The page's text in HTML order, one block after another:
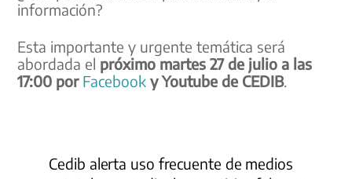
información?
Esta importante y urgente temática será
abordada el próximo martes 27 de julio a las
17:00 por Facebook y Youtube de CEDIB.
Cedib alerta uso frecuente de medios